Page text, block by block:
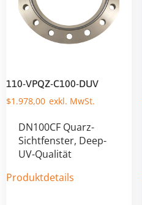
110-VPQZ-C100-DUV
$1.978,00
DN100CF Quarz-
Sichtfenster, Deep-
UV-Qualität
Produktdetails